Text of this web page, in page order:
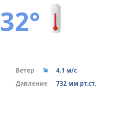
Ветер
4.1 м/с
Давление 732 мм рт.ст.